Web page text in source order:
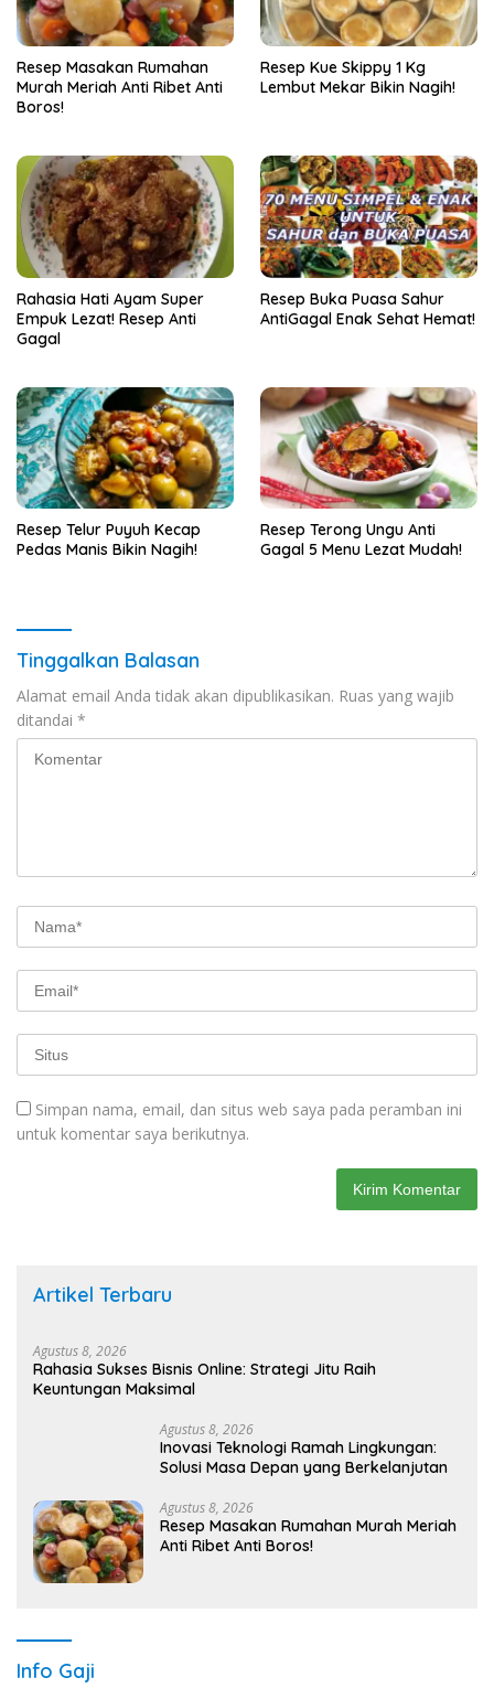
Resep Masakan Rumahan
Murah Meriah Anti Ribet Anti
Boros!
Resep Kue Skippy 1 Kg
Lembut Mekar Bikin Nagih!
Rahasia Hati Ayam Super
Empuk Lezat! Resep Anti
Gagal
Resep Buka Puasa Sahur
AntiGagal Enak Sehat Hemat!
Resep Telur Puyuh Kecap
Pedas Manis Bikin Nagih!
Resep Terong Ungu Anti
Gagal 5 Menu Lezat Mudah!
Tinggalkan Balasan
Alamat email Anda tidak akan dipublikasikan. Ruas yang wajib
ditandai *
Simpan nama, email, dan situs web saya pada peramban ini
untuk komentar saya berikutnya.
Artikel Terbaru
Agustus 8, 2026
Rahasia Sukses Bisnis Online: Strategi Jitu Raih
Keuntungan Maksimal
Agustus 8, 2026
Inovasi Teknologi Ramah Lingkungan:
Solusi Masa Depan yang Berkelanjutan
Agustus 8, 2026
Resep Masakan Rumahan Murah Meriah
Anti Ribet Anti Boros!
Info Gaji